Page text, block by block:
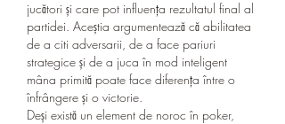
jucători și care pot influența rezultatul final al
partidei. Aceștia argumentează că abilitatea
de a citi adversarii, de a face pariuri
strategice și de a juca în mod inteligent
mâna primită poate face diferența între o
înfrângere și o victorie.
Deși există un element de noroc în poker,